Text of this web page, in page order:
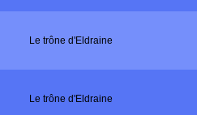
Le trône d'Eldraine
Le trône d'Eldraine